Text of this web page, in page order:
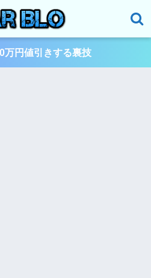
万円値引きする裏技